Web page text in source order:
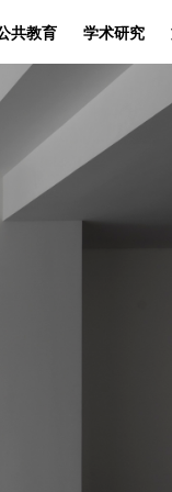
共教育 学术研究